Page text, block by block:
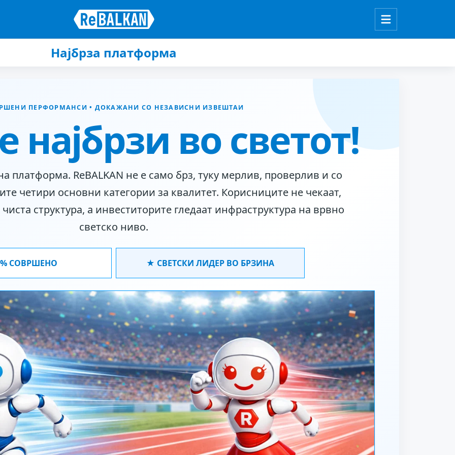
Најбрза платформа
ПЕРФОРМАНСИ • ДОКАЖАНИ СО НЕЗАВИСНИ ИЗВЕШТАИ
најбрзи во светот!
платформа. ReBALKAN не е само брз, туку мерлив, проверлив и со
четири основни категории за квалитет. Корисниците не чекаат,
структура, а инвеститорите гледаат инфраструктура на врвно
светско ниво.
СОВРШЕНО ★ СВЕТСКИ ЛИДЕР ВО БРЗИНА